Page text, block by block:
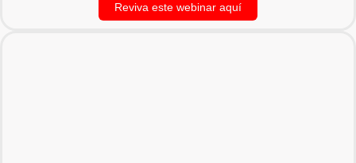
Reviva este webinar aquí